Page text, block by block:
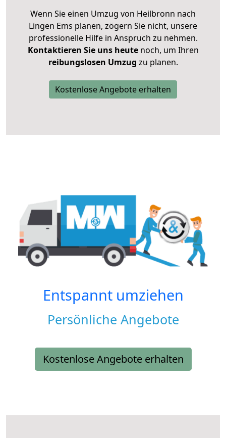
Wenn Sie einen Umzug von Heilbronn nach
Lingen Ems planen, zögern Sie nicht, unsere
professionelle Hilfe in Anspruch zu nehmen.
Kontaktieren Sie uns heutenoch, um Ihren
reibungslosen Umzug zu planen.
Kostenlose Angebote erhalten
Entspannt umziehen
Persönliche Angebote
Kostenlose Angebote erhalten